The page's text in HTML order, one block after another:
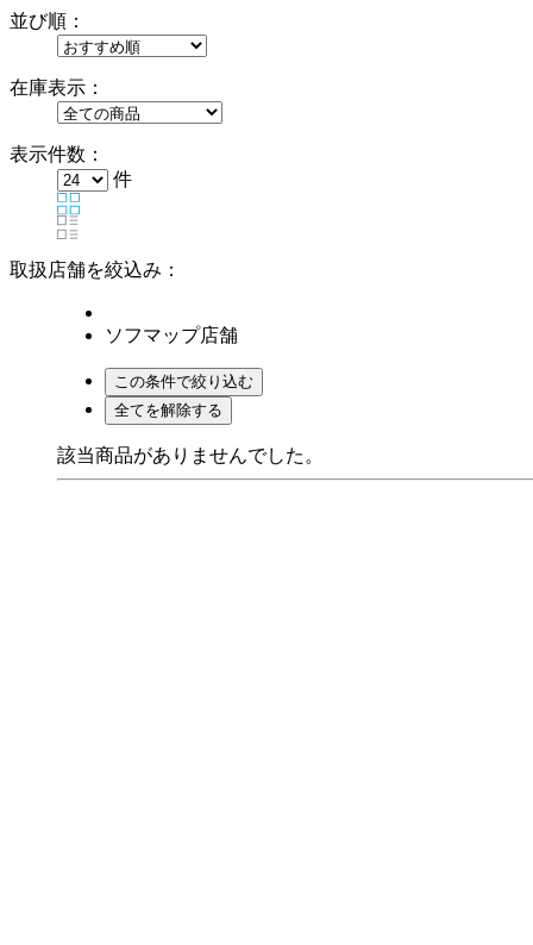
並び順：
在庫表示：
表示件数：
件
取扱店舗を絞込み：
ソフマップ店舗
該当商品がありませんでした。